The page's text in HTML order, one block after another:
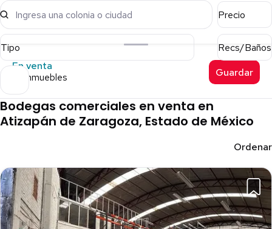
Ingresa una colonia o ciudad Precio
Tipo
Recs/Baños
En venta
35 inmuebles Guardar
Bodegas comerciales en venta en
Atizapán de Zaragoza, Estado de México
Ordenar